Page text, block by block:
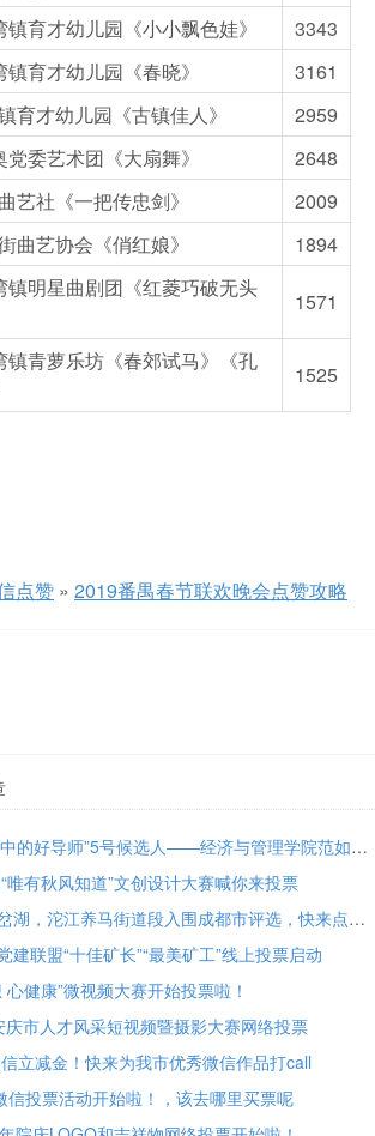
镇育才幼儿园《小小飘色娃》
3343
育才幼儿园《春晓》
3161
育才幼儿园《古镇佳人》
2959
委艺术团《大扇舞》
2648
艺社《一把传忠剑》
2009
曲艺协会《俏红娘》 1894
镇明星曲剧团《红菱巧破无头
1571
镇青萝乐坊《春郊试马》《孔
1525
点赞 » 2019番禺春节联欢晚会点赞攻略
投票开始 | “我心目中的好导师”5号候选人——经济与管理学院范如国教授
唯有秋风知道”文创设计大赛喊你来投票
投票正式开启！三岔湖，沱江养马街道段入围成都市评选，快来点赞助力吧
建联盟“十佳矿长”“最美矿工”线上投票启动
健康”微视频大赛开始投票啦！
市人才风采短视频暨摄影大赛网络投票
立减金！快来为我市优秀微信作品打call
信投票活动开始啦！，该去哪里买票呢